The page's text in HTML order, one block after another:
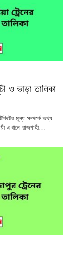
ও ভাড়া তালিকা
মূল্য সম্পর্কে তথ্য
এখানে রাজশাহী…